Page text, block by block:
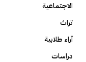
الاجتماعية
تراث
آراء طلابية
دراسات